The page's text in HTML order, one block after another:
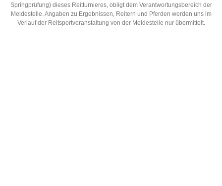
Springprüfung) dieses Reitturnieres, obligt dem Verantwortungsbereich der
Meldestelle. Angaben zu Ergebnissen, Reitern und Pferden werden uns im
Verlauf der Reitsportveranstaltung von der Meldestelle nur übermittelt.